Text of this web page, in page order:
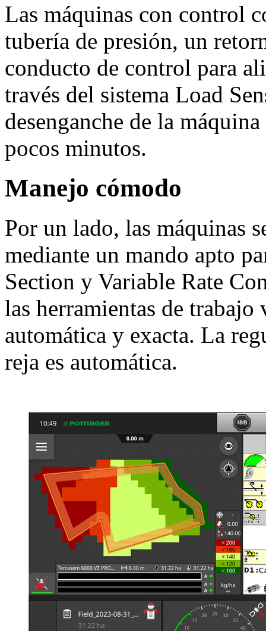
Las máquinas con control
tubería de presión, un
conducto de control para
través del sistema Load
desenganche de la
pocos minutos.
Manejo cómodo
Por un lado, las máquinas
mediante un mando apto
Section y Variable Rate
las herramientas de
automática y exacta. La
reja es automática.